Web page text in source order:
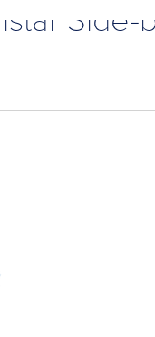
Side-